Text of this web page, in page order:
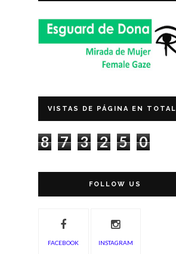
VISTAS DE PÁGINA EN TOTAL
8 7 3 2 5 0
FOLLOW US
FACEBOOK INSTAGRAM